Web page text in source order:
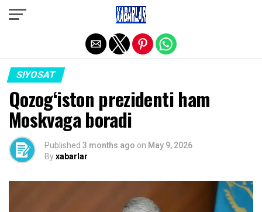
SIYOSAT
Qozog‘iston prezidenti ham
Moskvaga boradi
Published 3 months ago on May 9, 2026
Byxabarlar
Exit mobile version